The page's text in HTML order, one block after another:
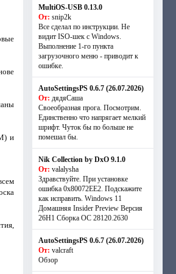
и
MultiOS-USB 0.13.0
От: snip2k
Все сделал по инструкции. Не
видит ISO-шек с Windows.
Выполнение 1-го пункта
загрузочного меню - приводит к
ошибке.
AutoSettingsPS 0.6.7 (26.07.2026)
От: дядяСаша
Своеобразная прога. Посмотрим.
Единственно что напрягает мелкий
шрифт. Чуток бы по больше не
помешал бы.
Nik Collection by DxO 9.1.0
От: valalysha
Здравствуйте. При установке
ошибка 0х80072EE2. Подскажите
как исправить. Windows 11
Домашняя Insider Preview Версия
26H1 Сборка ОС 28120.2630
AutoSettingsPS 0.6.7 (26.07.2026)
От: valcraft
Обзор